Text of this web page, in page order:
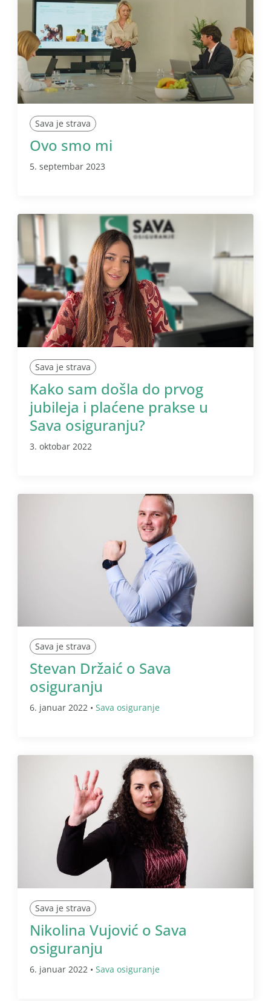
Sava je strava
Ovo smo mi
5. septembar 2023
Sava je strava
Kako sam došla do prvog
jubileja i plaćene prakse u
Sava osiguranju?
3. oktobar 2022
Sava je strava
Stevan Držaić o Sava
osiguranju
6. januar 2022 • Sava osiguranje
Sava je strava
Nikolina Vujović o Sava
osiguranju
6. januar 2022 • Sava osiguranje